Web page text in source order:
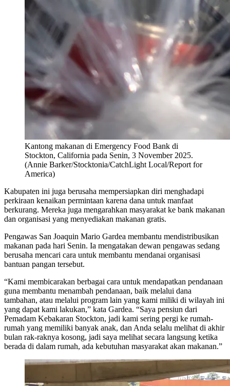
Kantong makanan di Emergency Food Bank di
Stockton, California pada Senin, 3 November 2025.
(Annie Barker/Stocktonia/CatchLight Local/Report for
America)
Kabupaten ini juga berusaha mempersiapkan diri menghadapi
perkiraan kenaikan permintaan karena dana untuk manfaat
berkurang. Mereka juga mengarahkan masyarakat ke bank makanan
dan organisasi yang menyediakan makanan gratis.
Pengawas San Joaquin Mario Gardea membantu mendistribusikan
makanan pada hari Senin. Ia mengatakan dewan pengawas sedang
berusaha mencari cara untuk membantu mendanai organisasi
bantuan pangan tersebut.
“Kami membicarakan berbagai cara untuk mendapatkan pendanaan
guna membantu menambah pendanaan, baik melalui dana
tambahan, atau melalui program lain yang kami miliki di wilayah ini
yang dapat kami lakukan,” kata Gardea. “Saya pensiun dari
Pemadam Kebakaran Stockton, jadi kami sering pergi ke rumah-
rumah yang memiliki banyak anak, dan Anda selalu melihat di akhir
bulan rak-raknya kosong, jadi saya melihat secara langsung ketika
berada di dalam rumah, ada kebutuhan masyarakat akan makanan.”